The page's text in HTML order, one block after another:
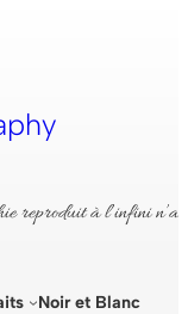
reproduit à l’infini n’a
Noir et Blanc